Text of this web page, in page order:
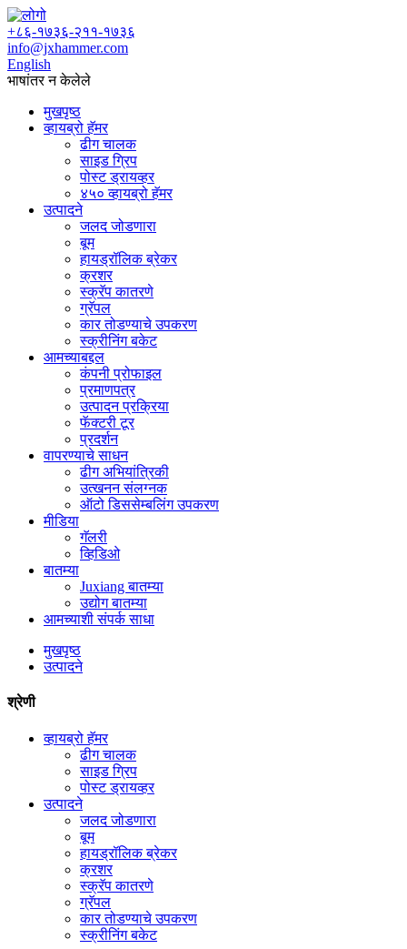
+८६-१७३६-२११-१७३६
info@jxhammer.com
English
भाषांतर न केलेले
मुखपृष्ठ
व्हायब्रो हॅमर
ढीग चालक
साइड ग्रिप
पोस्ट ड्रायव्हर
४५० व्हायब्रो हॅमर
उत्पादने
जलद जोडणारा
बूम
हायड्रॉलिक ब्रेकर
क्रशर
स्क्रॅप कातरणे
ग्रॅपल
कार तोडण्याचे उपकरण
स्क्रीनिंग बकेट
आमच्याबद्दल
कंपनी प्रोफाइल
प्रमाणपत्र
उत्पादन प्रक्रिया
फॅक्टरी टूर
प्रदर्शन
वापरण्याचे साधन
ढीग अभियांत्रिकी
उत्खनन संलग्नक
ऑटो डिससेम्बलिंग उपकरण
मीडिया
गॅलरी
व्हिडिओ
बातम्या
Juxiang बातम्या
उद्योग बातम्या
आमच्याशी संपर्क साधा
मुखपृष्ठ
उत्पादने
श्रेणी
व्हायब्रो हॅमर
ढीग चालक
साइड ग्रिप
पोस्ट ड्रायव्हर
उत्पादने
जलद जोडणारा
बूम
हायड्रॉलिक ब्रेकर
क्रशर
स्क्रॅप कातरणे
ग्रॅपल
कार तोडण्याचे उपकरण
स्क्रीनिंग बकेट